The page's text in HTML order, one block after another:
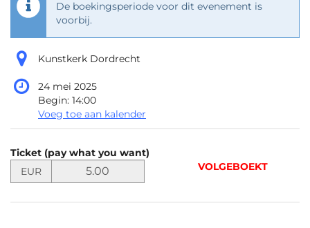
De boekingsperiode voor dit evenement is
voorbij.
Kunstkerk Dordrecht
24 mei 2025
Begin: 14:00
Voeg toe aan kalender
Niet-
gecategoriseerde
items
Ticket (pay what you want)
Stel
de
EUR VOLGEBOEKT